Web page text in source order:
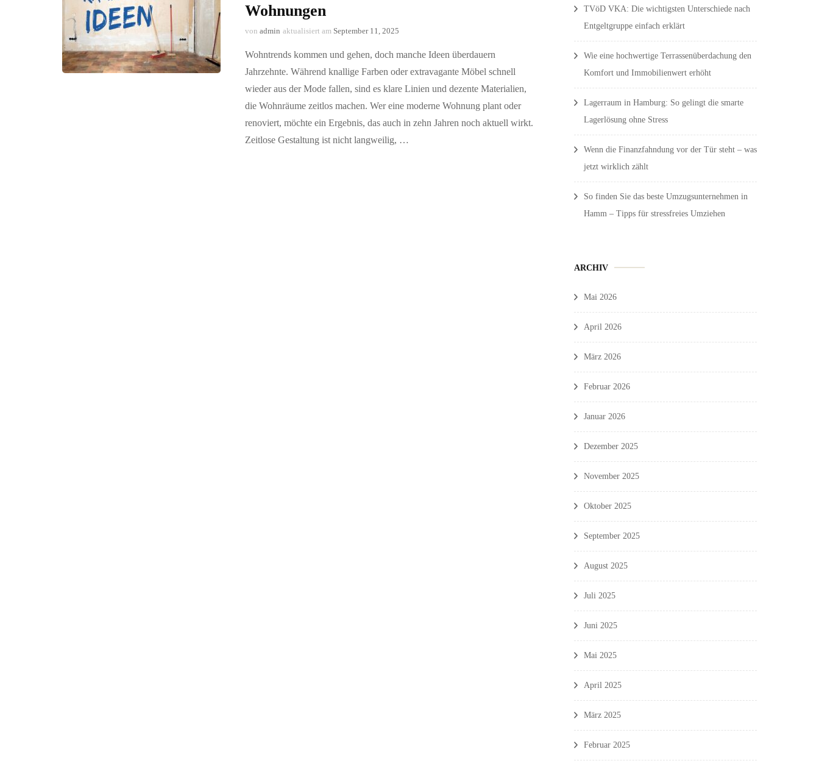
Wohnungen
von admin aktualisiert am September 11, 2025
Wohntrends kommen und gehen, doch manche Ideen überdauern
Jahrzehnte. Während knallige Farben oder extravagante Möbel schnell
wieder aus der Mode fallen, sind es klare Linien und dezente Materialien,
die Wohnräume zeitlos machen. Wer eine moderne Wohnung plant oder
renoviert, möchte ein Ergebnis, das auch in zehn Jahren noch aktuell wirkt.
Zeitlose Gestaltung ist nicht langweilig, …
TVöD VKA: Die wichtigsten Unterschiede nach
Entgeltgruppe einfach erklärt
Wie eine hochwertige Terrassenüberdachung den
Komfort und Immobilienwert erhöht
Lagerraum in Hamburg: So gelingt die smarte
Lagerlösung ohne Stress
Wenn die Finanzfahndung vor der Tür steht – was
jetzt wirklich zählt
So finden Sie das beste Umzugsunternehmen in
Hamm – Tipps für stressfreies Umziehen
ARCHIV
Mai 2026
April 2026
März 2026
Februar 2026
Januar 2026
Dezember 2025
November 2025
Oktober 2025
September 2025
August 2025
Juli 2025
Juni 2025
Mai 2025
April 2025
März 2025
Februar 2025